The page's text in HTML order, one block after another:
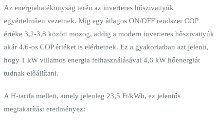
Az energiahatékonyság terén az inverteres hőszivattyúk
egyértelműen vezetnek. Míg egy átlagos ON/OFF rendszer COP
értéke 3,2-3,8 között mozog, addig a modern inverteres hőszivattyúk
akár 4,6-os COP értéket is elérhetnek. Ez a gyakorlatban azt jelenti,
hogy 1 kW villamos energia felhasználásával 4,6 kW hőenergiát
tudnak előállítani.
A H-tarifa mellett, amely jelenleg 23,5 Ft/kWh, ez jelentős
megtakarítást eredményez: